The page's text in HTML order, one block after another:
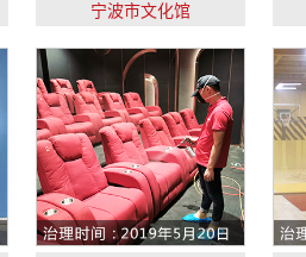
宁波市文化馆